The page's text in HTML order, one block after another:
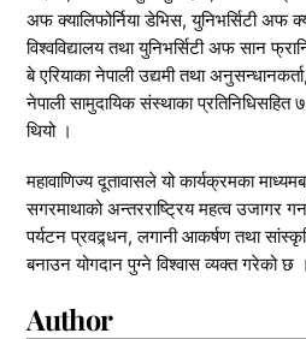
अफ क्यालिफोर्निया डेभिस, युनिभर्सिटी अफ
विश्वविद्यालय तथा युनिभर्सिटी अफ सान
बे एरियाका नेपाली उद्यमी तथा
नेपाली सामुदायिक संस्थाका प्रतिनिधिसहित
थियो ।
महावाणिज्य दूतावासले यो कार्यक्रमका
सगरमाथाको अन्तरराष्ट्रिय महत्व उजागर
पर्यटन प्रवद्र्धन, लगानी आकर्षण तथा
बनाउन योगदान पुग्ने विश्वास व्यक्त गरेको छ ।
Author